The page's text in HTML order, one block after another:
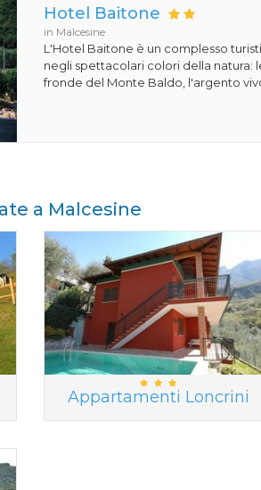
Hotel Baitone
in Malcesine
L'Hotel Baitone è un complesso
negli spettacolari colori della natura:
fronde del Monte Baldo, l'argento
a Malcesine
Appartamenti Loncrini